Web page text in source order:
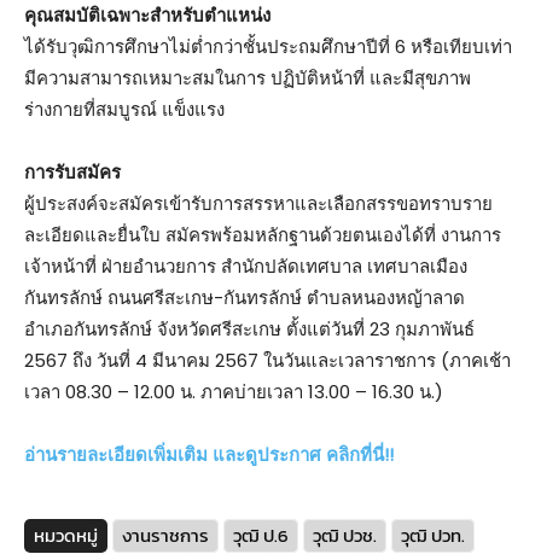
คุณสมบัติเฉพาะสำหรับตำแหน่ง
ได้รับวุฒิการศึกษาไม่ต่ำกว่าชั้นประถมศึกษาปีที่ 6 หรือเทียบเท่า
มีความสามารถเหมาะสมในการ ปฏิบัติหน้าที่ และมีสุขภาพ
ร่างกายที่สมบูรณ์ แข็งแรง
การรับสมัคร
ผู้ประสงค์จะสมัครเข้ารับการสรรหาและเลือกสรรขอทราบราย
ละเอียดและยื่นใบ สมัครพร้อมหลักฐานด้วยตนเองได้ที่ งานการ
เจ้าหน้าที่ ฝ่ายอำนวยการ สำนักปลัดเทศบาล เทศบาลเมือง
กันทรลักษ์ ถนนศรีสะเกษ-กันทรลักษ์ ตำบลหนองหญ้าลาด
อำเภอกันทรลักษ์ จังหวัดศรีสะเกษ ตั้งแต่วันที่ 23 กุมภาพันธ์
2567 ถึง วันที่ 4 มีนาคม 2567 ในวันและเวลาราชการ (ภาคเช้า
เวลา 08.30 – 12.00 น. ภาคบ่ายเวลา 13.00 – 16.30 น.)
อ่านรายละเอียดเพิ่มเติม และดูประกาศ คลิกที่นี่!!
หมวดหมู่ งานราชการ วุฒิ ป.6 วุฒิ ปวช.
วุฒิ ปวท.